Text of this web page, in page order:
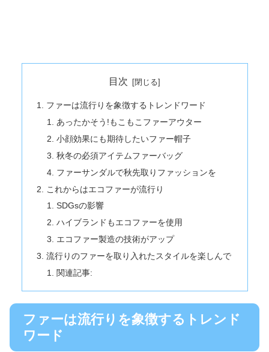
目次
ファーは流行りを象徴するトレンドワード
あったかそう!もこもこファーアウター
小顔効果にも期待したいファー帽子
秋冬の必須アイテムファーバッグ
ファーサンダルで秋先取りファッションを
これからはエコファーが流行り
SDGsの影響
ハイブランドもエコファーを使用
エコファー製造の技術がアップ
流行りのファーを取り入れたスタイルを楽しんで
関連記事:
ファーは流行りを象徴するトレンド
ワード